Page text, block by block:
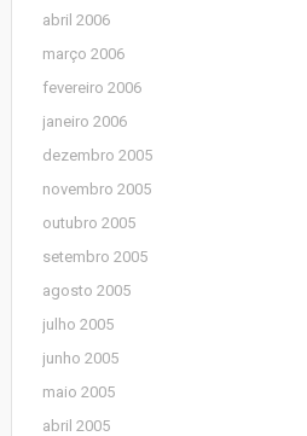
abril 2006
março 2006
fevereiro 2006
janeiro 2006
dezembro 2005
novembro 2005
outubro 2005
setembro 2005
agosto 2005
julho 2005
junho 2005
maio 2005
abril 2005